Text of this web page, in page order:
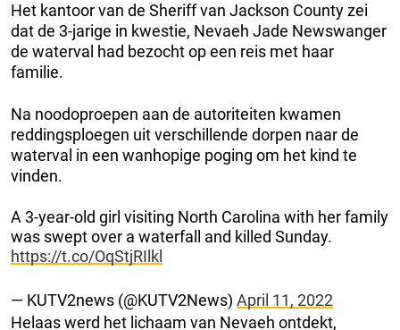
Het kantoor van de Sheriff van Jackson County zei
dat de 3-jarige in kwestie, Nevaeh Jade Newswanger
de waterval had bezocht op een reis met haar
familie.
Na noodoproepen aan de autoriteiten kwamen
reddingsploegen uit verschillende dorpen naar de
waterval in een wanhopige poging om het kind te
vinden.
A 3-year-old girl visiting North Carolina with her family
was swept over a waterfall and killed Sunday.
https://t.co/OqStjRIlkl
— KUTV2news (@KUTV2News) April 11, 2022
Helaas werd het lichaam van Nevaeh ontdekt,